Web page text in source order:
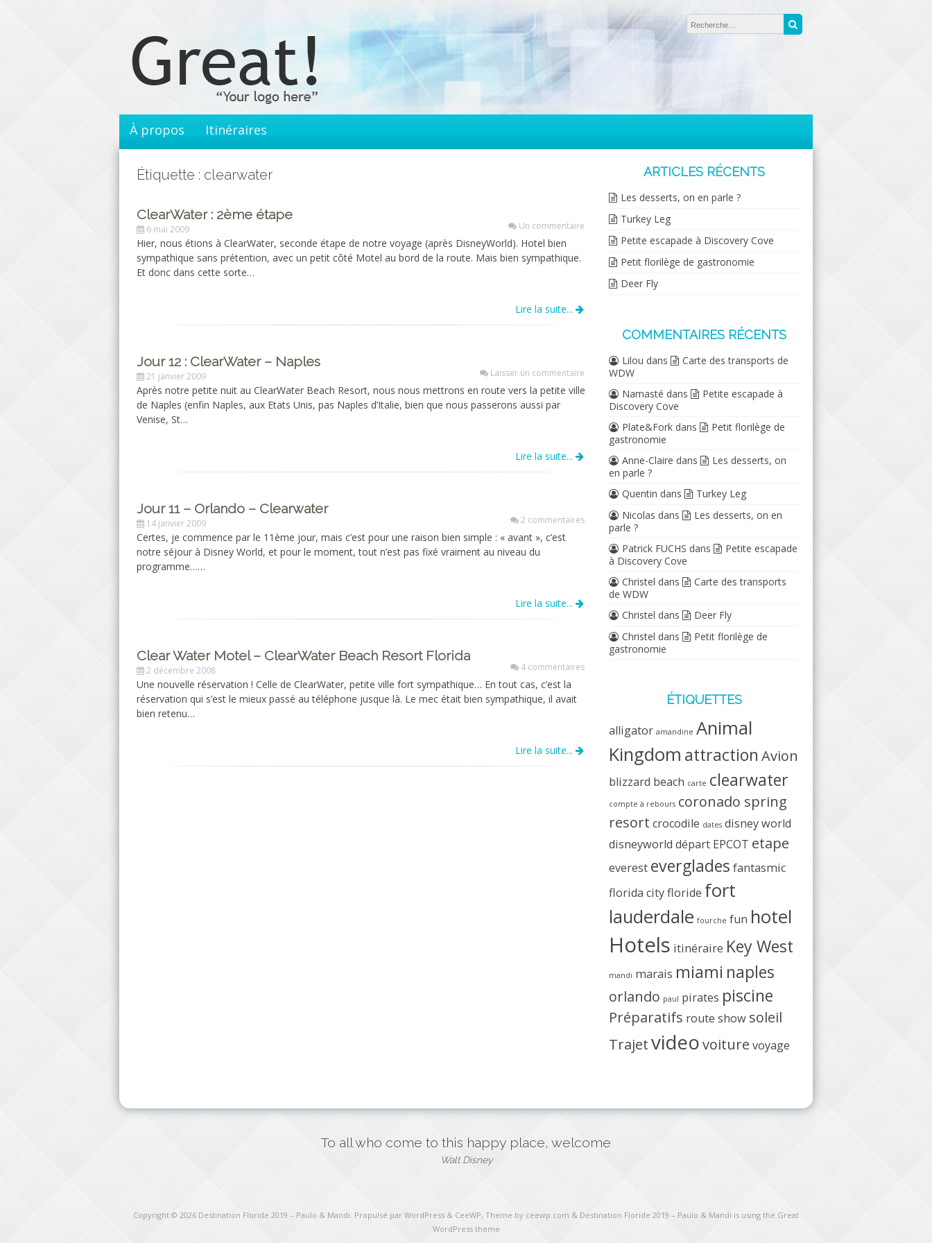
contenu
principal
À propos Itinéraires
Étiquette : clearwater
ClearWater : 2ème étape
6 mai 2009 Un commentaire
Hier, nous étions à ClearWater, seconde étape de notre voyage (après DisneyWorld). Hotel bien
sympathique sans prétention, avec un petit côté Motel au bord de la route. Mais bien sympathique.
Et donc dans cette sorte…
Lire la suite...
Jour 12 : ClearWater – Naples
21 janvier 2009 Laisser un commentaire
Après notre petite nuit au ClearWater Beach Resort, nous nous mettrons en route vers la petite ville
de Naples (enfin Naples, aux Etats Unis, pas Naples d’Italie, bien que nous passerons aussi par
Venise, St…
Lire la suite...
Jour 11 – Orlando – Clearwater
14 janvier 2009 2 commentaires
Certes, je commence par le 11ème jour, mais c’est pour une raison bien simple : « avant », c’est
notre séjour à Disney World, et pour le moment, tout n’est pas fixé vraiment au niveau du
programme……
Lire la suite...
Clear Water Motel – ClearWater Beach Resort Florida
2 décembre 2008 4 commentaires
Une nouvelle réservation ! Celle de ClearWater, petite ville fort sympathique… En tout cas, c’est la
réservation qui s’est le mieux passé au téléphone jusque là. Le mec était bien sympathique, il avait
bien retenu…
Lire la suite...
ARTICLES RÉCENTS
Les desserts, on en parle ?
Turkey Leg
Petite escapade à Discovery Cove
Petit florilège de gastronomie
Deer Fly
COMMENTAIRES RÉCENTS
Lilou dans
Carte des transports de
WDW
Namasté dans
Petite escapade à
Discovery Cove
Plate&Fork dans
Petit florilège de
gastronomie
Anne-Claire dans
Les desserts, on
en parle ?
Quentin dans
Turkey Leg
Nicolas dans
Les desserts, on en
parle ?
Patrick FUCHS dans
Petite escapade
à Discovery Cove
Christel dans
Carte des transports
de WDW
Christel dans
Deer Fly
Christel dans
Petit florilège de
gastronomie
ÉTIQUETTES
alligator amandine Animal
Kingdom attraction Avion
blizzard beach carte clearwater
compte à rebours coronado spring
resort crocodile dates disney world
disneyworld départ EPCOT etape
everest everglades fantasmic
florida cityfloride fort
lauderdale fourche fun hotel
Hotels itinéraire Key West
mandi marais miami naples
orlando paul pirates piscine
Préparatifs route show soleil
Trajetvideovoiture voyage
To all who come to this happy place, welcome
Walt Disney
Copyright © 2026 Destination Floride 2019 – Paulo & Mandi. Propulsé par WordPress & CeeWP, Theme by ceewp.com & Destination Floride 2019 – Paulo & Mandi is using the Great
WordPress theme